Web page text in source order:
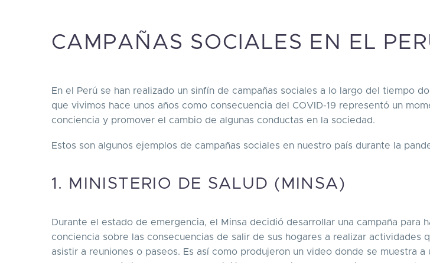
CAMPAÑAS SOCIALES EN EL
En el Perú se han realizado un sinfín de campañas sociales a lo largo del tiempo
que vivimos hace unos años como consecuencia del COVID-19 representó un
conciencia y promover el cambio de algunas conductas en la sociedad.
Estos son algunos ejemplos de campañas sociales en nuestro país durante la
1. MINISTERIO DE SALUD (MINSA)
Durante el estado de emergencia, el Minsa decidió desarrollar una campaña para
conciencia sobre las consecuencias de salir de sus hogares a realizar actividades
asistir a reuniones o paseos. Es así como produjeron un video donde se muestra